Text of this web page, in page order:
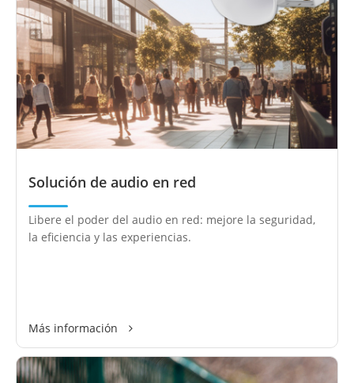
Solución de audio en red
Libere el poder del audio en red: mejore la seguridad,
la eficiencia y las experiencias.
Más información